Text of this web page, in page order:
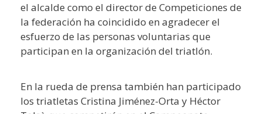
el alcalde como el director de Competiciones de
la federación ha coincidido en agradecer el
esfuerzo de las personas voluntarias que
participan en la organización del triatlón.
En la rueda de prensa también han participado
los triatletas Cristina Jiménez-Orta y Héctor